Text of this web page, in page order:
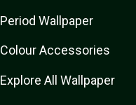
Period Wallpaper
Colour Accessories
Explore All Wallpaper